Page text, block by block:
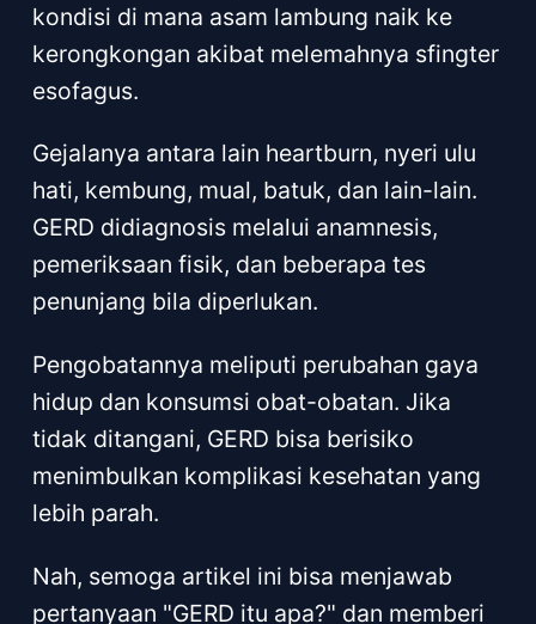
kondisi di mana asam lambung naik ke
kerongkongan akibat melemahnya sfingter
esofagus.
Gejalanya antara lain heartburn, nyeri ulu
hati, kembung, mual, batuk, dan lain-lain.
GERD didiagnosis melalui anamnesis,
pemeriksaan fisik, dan beberapa tes
penunjang bila diperlukan.
Pengobatannya meliputi perubahan gaya
hidup dan konsumsi obat-obatan. Jika
tidak ditangani, GERD bisa berisiko
menimbulkan komplikasi kesehatan yang
lebih parah.
Nah, semoga artikel ini bisa menjawab
pertanyaan "GERD itu apa?" dan memberi